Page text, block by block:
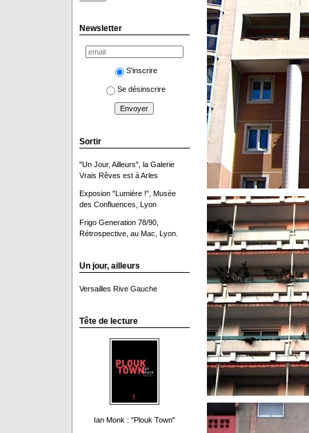
Newsletter
S'inscrire
Se désinscrire
Sortir
"Un Jour, Ailleurs", la Galerie
Vrais Rêves est à Arles
Exposion "Lumière !", Musée
des Confluences, Lyon
Frigo Generation 78/90,
Rétrospective, au Mac, Lyon.
Un jour, ailleurs
Versailles Rive Gauche
Tête de lecture
Ian Monk : "Plouk Town"